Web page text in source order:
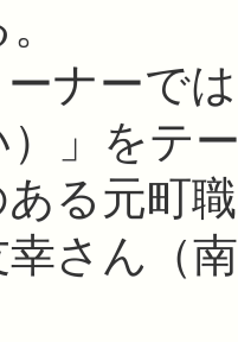
ナーで
）」をテ
る元町
さん（